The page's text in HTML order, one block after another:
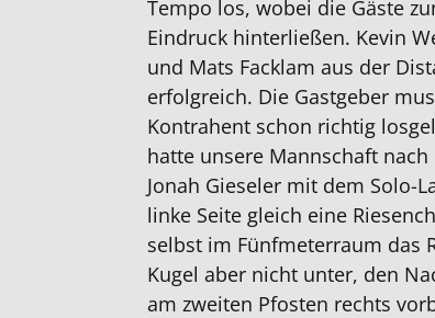
Tempo los, wobei die Gäste
Eindruck hinterließen. Kevin
und Mats Facklam aus der
erfolgreich. Die Gastgeber
Kontrahent schon richtig
hatte unsere Mannschaft
Jonah Gieseler mit dem Solo-
linke Seite gleich eine
selbst im Fünfmeterraum das
Kugel aber nicht unter, den
am zweiten Pfosten rechts